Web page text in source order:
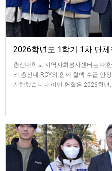
2026학년도 1학기 1차 단체
총신대학교 지역사회봉사센터는 대
리 총신대 RCY와 함께 혈액 수급 안
진행했습니다.이번 헌혈은 2026학년